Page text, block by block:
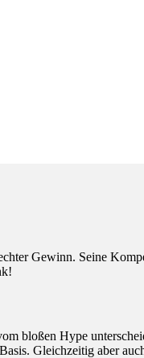
Gewinn. Seine
bloßen Hype
Gleichzeitig aber